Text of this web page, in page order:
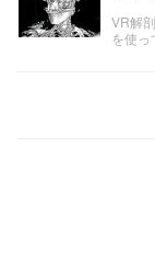
VR解
を使っ